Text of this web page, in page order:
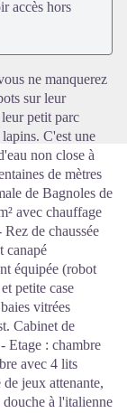
accès hors
ne manquerez
sur leur
petit parc
C'est une
non close à
de mètres
de Bagnoles de
avec chauffage
de chaussée
canapé
équipée (robot
petite case
vitrées
Cabinet de
Etage : chambre
avec 4 lits
jeux attenante,
douche à l'italienne